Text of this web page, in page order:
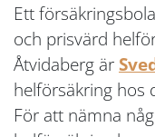
Ett
och prisvärd
Åtvidaberg är
helförsäkring hos
För att nämna